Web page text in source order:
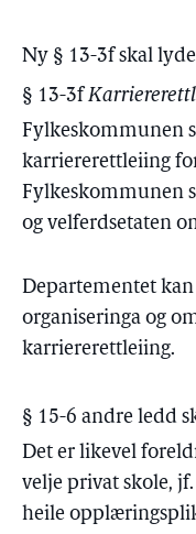
Ny § 13-3f skal
§ 13-3f
Fylkeskommunen
karriererettleiing
Fylkeskommunen
og velferdsetaten
Departementet
organiseringa og
karriererettleiing.
§ 15-6 andre ledd
Det er likevel
velje privat skole,
heile